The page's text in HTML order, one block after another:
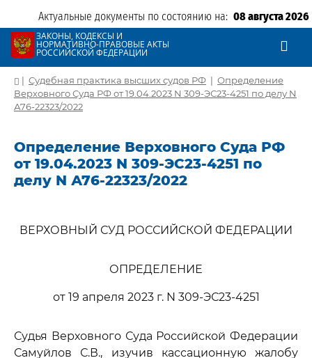
Актуальные документы по состоянию на: 08 августа 2026
ЗАКОНЫ, КОДЕКСЫ И
НОРМАТИВНО-ПРАВОВЫЕ АКТЫ
РОССИЙСКОЙ ФЕДЕРАЦИИ
| Судебная практика высших судов РФ | Определение
Верховного Суда РФ от 19.04.2023 N 309-ЭС23-4251 по делу N
А76-22323/2022
Определение Верховного Суда РФ
от 19.04.2023 N 309-ЭС23-4251 по
делу N А76-22323/2022
ВЕРХОВНЫЙ СУД РОССИЙСКОЙ ФЕДЕРАЦИИ
ОПРЕДЕЛЕНИЕ
от 19 апреля 2023 г. N 309-ЭС23-4251
Судья Верховного Суда Российской Федерации
Самуйлов С.В., изучив кассационную жалобу